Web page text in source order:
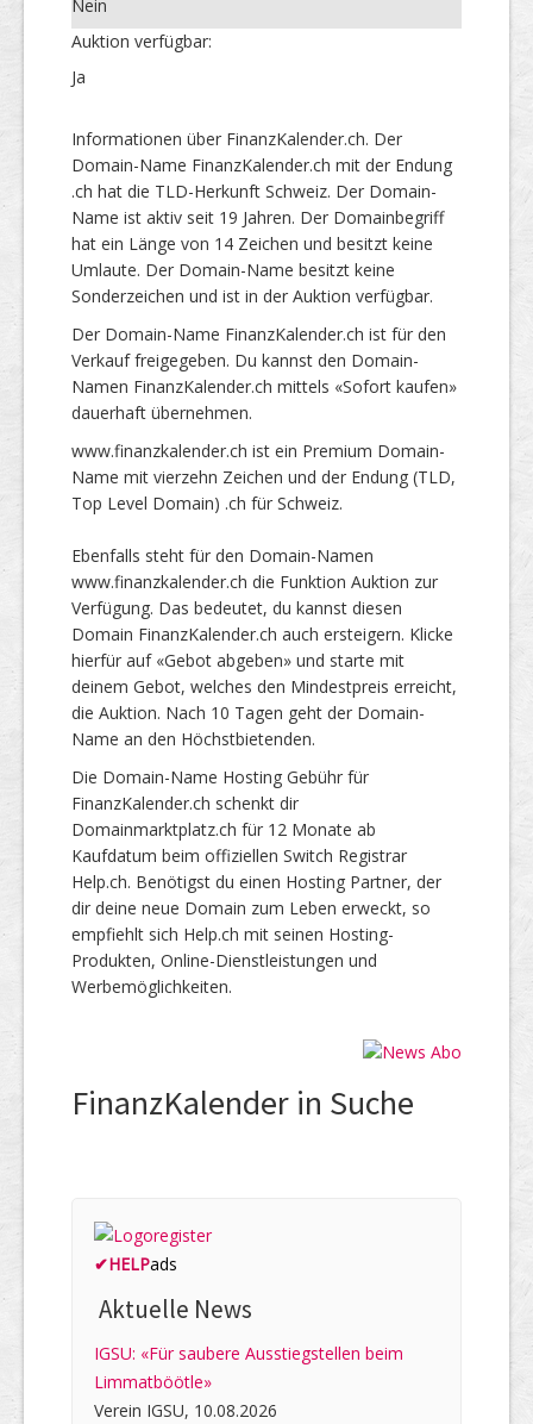
Nein
Auktion verfügbar:
Ja
Informationen über FinanzKalender.ch. Der
Domain-Name FinanzKalender.ch mit der Endung
.ch hat die TLD-Herkunft Schweiz. Der Domain-
Name ist aktiv seit 19 Jahren. Der Domainbegriff
hat ein Länge von 14 Zeichen und besitzt keine
Umlaute. Der Domain-Name besitzt keine
Sonderzeichen und ist in der Auktion verfügbar.
Der Domain-Name FinanzKalender.ch ist für den
Verkauf freigegeben. Du kannst den Domain-
Namen FinanzKalender.ch mittels «Sofort kaufen»
dauerhaft übernehmen.
www.finanzkalender.ch ist ein Premium Domain-
Name mit vierzehn Zeichen und der Endung (TLD,
Top Level Domain) .ch für Schweiz.
Ebenfalls steht für den Domain-Namen
www.finanzkalender.ch die Funktion Auktion zur
Verfügung. Das bedeutet, du kannst diesen
Domain FinanzKalender.ch auch ersteigern. Klicke
hierfür auf «Gebot abgeben» und starte mit
deinem Gebot, welches den Mindestpreis erreicht,
die Auktion. Nach 10 Tagen geht der Domain-
Name an den Höchstbietenden.
Die Domain-Name Hosting Gebühr für
FinanzKalender.ch schenkt dir
Domainmarktplatz.ch für 12 Monate ab
Kaufdatum beim offiziellen Switch Registrar
Help.ch. Benötigst du einen Hosting Partner, der
dir deine neue Domain zum Leben erweckt, so
empfiehlt sich Help.ch mit seinen Hosting-
Produkten, Online-Dienstleistungen und
Werbemöglichkeiten.
FinanzKalender in Suche
✔HELPads
Aktuelle News
IGSU: «Für saubere Ausstiegstellen beim
Limmatböötle»
Verein IGSU, 10.08.2026